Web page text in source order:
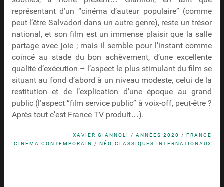
représentant d’un “cinéma d’auteur populaire” (comme
peut l’être Salvadori dans un autre genre), reste un trésor
national, et son film est un immense plaisir que la salle
partage avec joie ; mais il semble pour l’instant comme
coincé au stade du bon achèvement, d’une excellente
qualité d’exécution – l’aspect le plus stimulant du film se
situant au fond d’abord à un niveau modeste, celui de la
restitution et de l’explication d’une époque au grand
public (l’aspect “film service public” à voix-off, peut-être ?
Après tout c’est France TV produit…).
XAVIER GIANNOLI /ANNÉES 2020 /FRANCE
CINÉMA CONTEMPORAIN /NÉO-CLASSIQUES INTERNATIONAUX